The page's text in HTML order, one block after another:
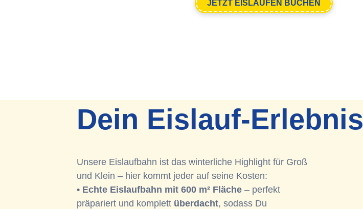
JETZT EISLAUFEN BUCHEN
Dein Eislauf-Erlebnis
Unsere Eislaufbahn ist das winterliche Highlight für Groß
und Klein – hier kommt jeder auf seine Kosten:
• Echte Eislaufbahn mit 600 m² Fläche – perfekt
präpariert und komplett überdacht, sodass Du